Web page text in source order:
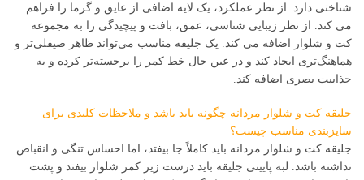
شناختی دارد. از نظر عملکرد، یک لایه اضافی از عایق و گرما را فراهم
می کند. از نظر زیبایی شناسی، عمق، بافت و پیچیدگی را به مجموعه
کت و شلوار اضافه می کند. یک جلیقه مناسب می‌تواند ظاهر صیقلی‌تر و
هماهنگ‌تری ایجاد کند و در عین حال خط کمر را برجسته‌تر کرده و به
جذابیت بصری اضافه کند.
جلیقه کت و شلوار مردانه چگونه باید باشد و ملاحظات کلیدی برای
سایزبندی مناسب چیست؟
جلیقه کت و شلوار مردانه باید کاملاً جا بیفتد، اما احساس تنگی و انقباض
نداشته باشد. لبه پایینی جلیقه باید درست زیر کمر شلوار بیفتد و پشت